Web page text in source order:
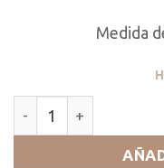
Medida